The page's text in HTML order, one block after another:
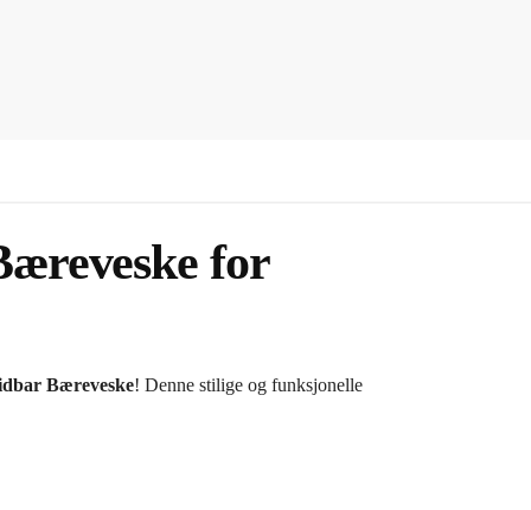
for
Bæreveske! Denne stilige og funksjonelle